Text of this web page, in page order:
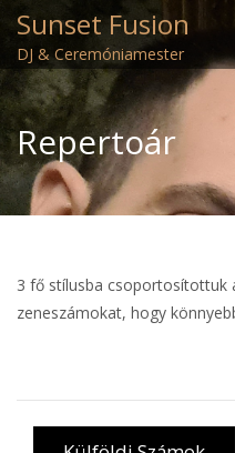
Sunset Fusion
DJ & Ceremóniamester
Repertoár
3 fő stílusba csoportosítottuk
zeneszámokat, hogy